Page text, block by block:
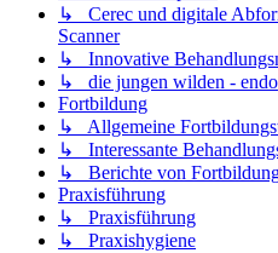
↳ Cerec und digitale
Scanner
↳ Innovative
↳ die jungen wilden - endo
Fortbildung
↳ Allgemeine
↳ Interessante
↳ Berichte von
Praxisführung
↳ Praxisführung
↳ Praxishygiene